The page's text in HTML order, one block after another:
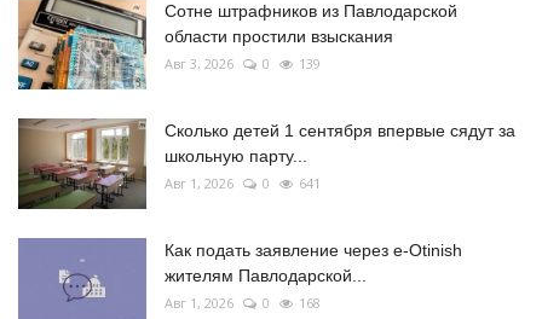
Сотне штрафников из Павлодарской
области простили взыскания
Авг 3, 2026 0 139
Сколько детей 1 сентября впервые сядут за
школьную парту...
Авг 1, 2026 0 641
Как подать заявление через e-Otinish
жителям Павлодарской...
Авг 1, 2026 0 168